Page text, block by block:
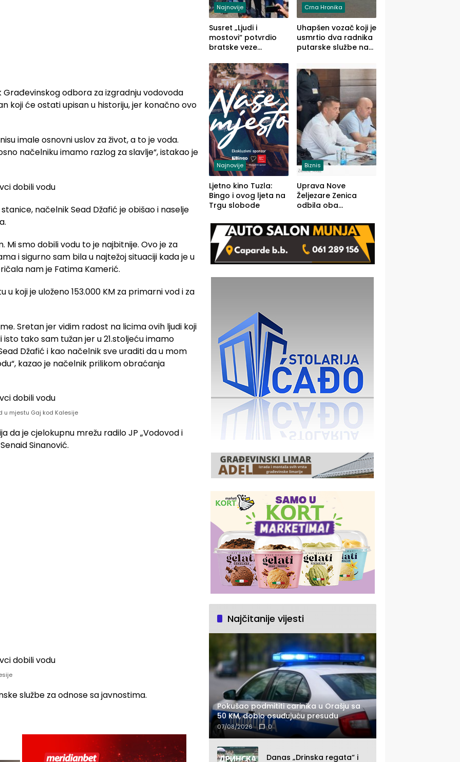
Građevinskog odbora za izgradnju vodovoda
koji će ostati upisan u historiju, jer konačno ovo
imale osnovni uslov za život, a to je voda.
načelniku imamo razlog za slavlje“, istakao je
načelnik Sead Džafić je obišao i naselje
Mi smo dobili vodu to je najbitnije. Ovo je za
i sigurno sam bila u najtežoj situaciji kada je u
nam je Fatima Kamerić.
koji je uloženo 153.000 KM za primarni vod i za
Sretan jer vidim radost na licima ovih ljudi koji
isto tako sam tužan jer u 21.stoljeću imamo
Džafić i kao načelnik sve uraditi da u mom
kazao je načelnik prilikom obraćanja
u mjestu Gaj kod Kalesije
da je cjelokupnu mrežu radilo JP „Vodovod i
Sinanović.
službe za odnose sa javnostima.
Najnovije
Susret „Ljudi i
mostovi“ potvrdio
bratske veze
Zvornika
Crna Hronika
Uhapšen vozač koji je
usmrtio dva radnika
putarske službe na
prema Šapcu
(FOTO)
Najnovije
Ljetno kino Tuzla:
Bingo i ovog ljeta na
Trgu slobode
Biznis
Uprava Nove
Željezare Zenica
odbila oba
FBiH: Ustrajni da je
stečaj jedino rješenje
Najčitanije vijesti
Pokušao podmititi carinika u Orašju sa
50 KM, dobio osuđujuću presudu
07/08/2026 0
Danas „Drinska regata“ i